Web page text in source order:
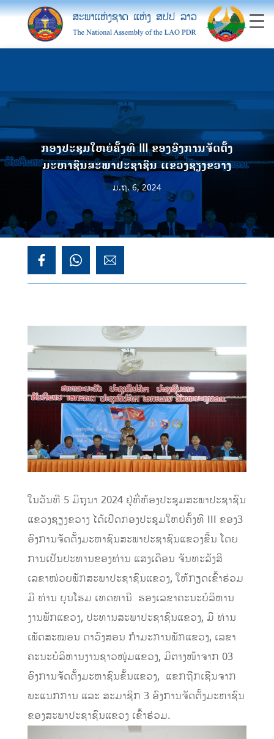
ກອງປະຊຸມໃຫຍ່ຄັ້ງທີ III ຂອງອົງການຈັດຕັ້ງ
ມະຫາຊົນສະພາປະຊາຊົນ ແຂວງຊຽງຂວາງ
ມ.ຖ. 6, 2024
ໃນວັນທີ 5 ມິຖຸນາ 2024 ຢູ່​ທີ່​ຫ້ອງ​ປະຊຸມ​ສະພາ​ປະຊາຊົນ​
ແຂວງ​ຊຽງ​ຂວາງ ​ໄດ້​ເປີດ​ກອງ​ປະ​ຊຸມ​ໃຫຍ່ຄັ້ງທີ III ຂອງ​3
ອົງການຈັດຕັ້ງມະຫາຊົນສະພາ​ປະ​ຊາ​ຊົນແຂວງຂື້ນ ໂດຍ​
ການ​ເປັນ​ປະທານ​ຂອງ​ທ່ານ ແສງເດືອນ ຈັນທະລັງສີ ​
ເລຂາໜ່ວຍ​ພັກ​ສະພາປະຊາຊົນແຂວງ, ​ໃຫ້​ກຽດ​ເຂົ້າ​ຮ່ວມ​
ມີ ທ່ານ ບຸນໂຮມ ເທດທານີ ຮອງເລຂາຄະນະບໍລິຫານ
ງານພັກແຂວງ, ປະທານສະພາ​ປະຊາຊົນ​ແຂວງ, ມີ ທ່ານ
ເພັດສະໝອນ ດາວົງສອນ ກຳມະການພັກແຂວງ, ເລຂາ
ຄະນະບໍລິຫານງານຊາວໜຸ່ມແຂວງ, ມີຕາງໜ້າຈາກ 03
ອົງການຈັດຕັ້ງມະຫາຊົນຂັ້ນແຂວງ, ແຂກຖືກເຊີນຈາກ
ພະແນກການ ​ແລະ ​ສະມາຊິກ​ 3 ອົງການ​ຈັດ​ຕັ້ງ​ມະຫາຊົນ​
ຂອງ​ສະພາ​ປະຊາຊົນ​ແຂວງ ​ເຂົ້າ​ຮ່ວມ.